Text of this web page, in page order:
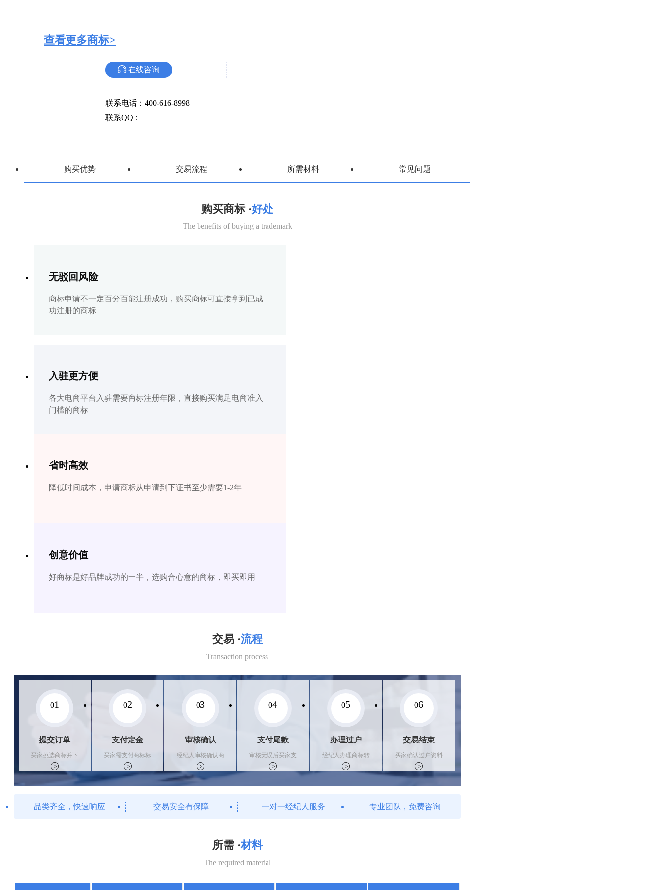
查看更多商标>
在线咨询
联系电话：400-616-8998
联系QQ：
购买优势 交易流程 所需材料 常见问题
购买商标 ·好处
The benefits of buying a trademark
无驳回风险
商标申请不一定百分百能注册成功，购买商标可直接拿到已成
功注册的商标
入驻更方便
各大电商平台入驻需要商标注册年限，直接购买满足电商准入
门槛的商标
省时高效
降低时间成本，申请商标从申请到下证书至少需要1-2年
创意价值
好商标是好品牌成功的一半，选购合心意的商标，即买即用
交易 ·流程
Transaction process
01
提交订单
买家挑选商标并下
单
02
支付定金
买家需支付商标标
价的10%的购买订
金
03
审核确认
经纪人审核确认商
标状态
04
支付尾款
审核无误后买家支
付尾款，卖家办理
相关手续
05
办理过户
经纪人办理商标转
让手续，交付相关
证书
06
交易结束
买家确认过户资料
后，平台解冻资金
支付卖家
品类齐全，快速响应 交易安全有保障 一对一经纪人服务 专业团队，免费咨询
所需 ·材料
The required material